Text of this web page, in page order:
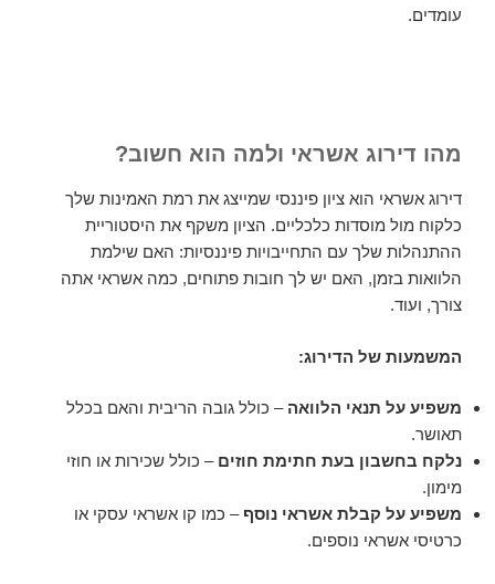
עומדים.
מהו דירוג אשראי ולמה הוא חשוב?
דירוג אשראי הוא ציון פיננסי שמייצג את רמת האמינות שלך
כלקוח מול מוסדות כלכליים. הציון משקף את היסטוריית
ההתנהלות שלך עם התחייבויות פיננסיות: האם שילמת
הלוואות בזמן, האם יש לך חובות פתוחים, כמה אשראי אתה
צורך, ועוד.
המשמעות של הדירוג:
משפיע על תנאי הלוואה – כולל גובה הריבית והאם בכלל
תאושר.
נלקח בחשבון בעת חתימת חוזים – כולל שכירות או חוזי
מימון.
משפיע על קבלת אשראי נוסף – כמו קו אשראי עסקי או
כרטיסי אשראי נוספים.